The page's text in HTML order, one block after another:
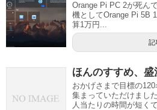
Orange Pi PC 2が死ん
機としてOrange Pi 5B
算1万円...
記
ほんのすすめ、盛
おかげさまで目標の
集まっていただけまし
人当たりの時間が短く